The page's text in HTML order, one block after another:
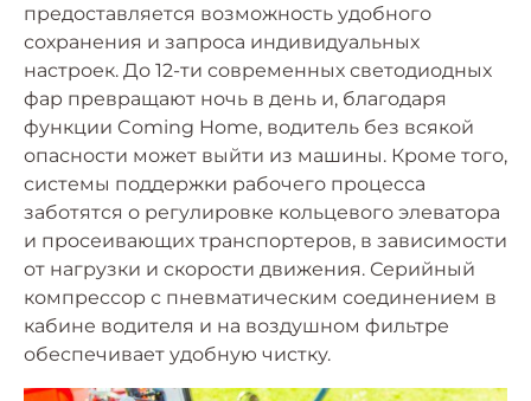
предоставляется возможность удобного
сохранения и запроса индивидуальных
настроек. До 12-ти современных светодиодных
фар превращают ночь в день и, благодаря
функции Coming Home, водитель без всякой
опасности может выйти из машины. Кроме того,
системы поддержки рабочего процесса
заботятся о регулировке кольцевого элеватора
и просеивающих транспортеров, в зависимости
от нагрузки и скорости движения. Серийный
компрессор с пневматическим соединением в
кабине водителя и на воздушном фильтре
обеспечивает удобную чистку.